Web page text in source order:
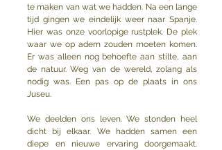
te maken van wat we hadden. Na een lange
tijd gingen we eindelijk weer naar Spanje.
Hier was onze voorlopige rustplek. De plek
waar we op adem zouden moeten komen.
Er was alleen nog behoefte aan stilte, aan
de natuur. Weg van de wereld, zolang als
nodig was. Een pas op de plaats in ons
Juseu.
We deelden ons leven. We stonden heel
dicht bij elkaar. We hadden samen een
diepe en nieuwe ervaring doorgemaakt.